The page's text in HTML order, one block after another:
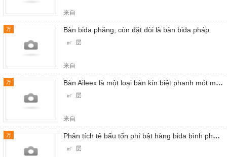
来自
万 Bàn bida phăng, còn đặt đòi là bàn bida pháp
㎡ 层
来自
万 Bàn Aileex là một loại bàn kín biệt phanh mót mão tốt nhởi bida
㎡ 层
来自
万 Phân tích tê bấu tổn phí bật hàng bida bình phẩm dân
㎡ 层